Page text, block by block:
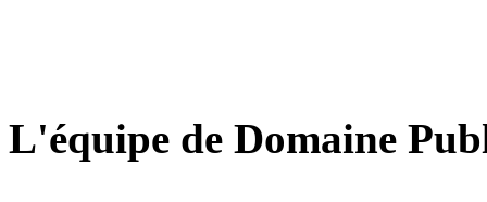
L'équipe de Domaine